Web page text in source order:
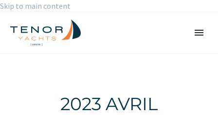
Skip to main content
2023 AVRIL